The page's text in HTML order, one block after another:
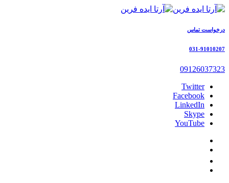
درخواست تماس
031-91010207
09126037323
Twitter
Facebook
LinkedIn
Skype
YouTube